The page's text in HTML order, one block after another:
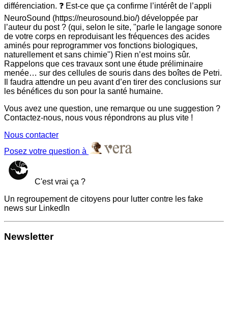
différenciation. ❓ Est-ce que ça confirme l’intérêt de l’appli
NeuroSound (https://neurosound.bio/) développée par
l’auteur du post ? (qui, selon le site, "parle le langage sonore
de votre corps en reproduisant les fréquences des acides
aminés pour reprogrammer vos fonctions biologiques,
naturellement et sans chimie") Rien n’est moins sûr.
Rappelons que ces travaux sont une étude préliminaire
menée… sur des cellules de souris dans des boîtes de Petri.
Il faudra attendre un peu avant d’en tirer des conclusions sur
les bénéfices du son pour la santé humaine.
Vous avez une question, une remarque ou une suggestion ?
Contactez-nous, nous vous répondrons au plus vite !
Nous contacter
Posez votre question à
C'est vrai ça ?
Un regroupement de citoyens pour lutter contre les fake
news sur LinkedIn
Newsletter